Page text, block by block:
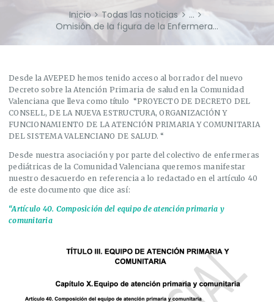
Inicio Todas las noticias
...
Omisión de la figura de la Enfermera...
Desde la AVEPED hemos tenido acceso al borrador del nuevo
Decreto sobre la Atención Primaria de salud en la Comunidad
Valenciana que lleva como título “PROYECTO DE DECRETO DEL
CONSELL, DE LA NUEVA ESTRUCTURA, ORGANIZACIÓN Y
FUNCIONAMIENTO DE LA ATENCIÓN PRIMARIA Y COMUNITARIA
DEL SISTEMA VALENCIANO DE SALUD. “
Desde nuestra asociación y por parte del colectivo de enfermeras
pediátricas de la Comunidad Valenciana queremos manifestar
nuestro desacuerdo en referencia a lo redactado en el artículo 40
de este documento que dice así:
“Artículo 40. Composición del equipo de atención primaria y
comunitaria